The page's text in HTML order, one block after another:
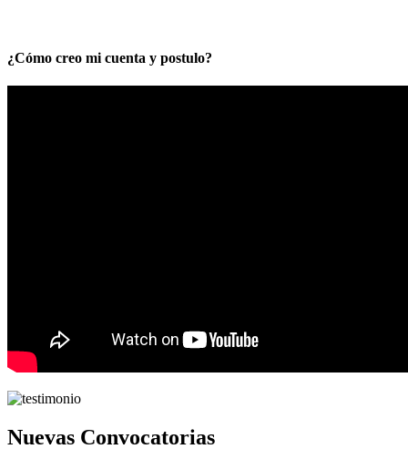
¿Cómo creo mi cuenta y postulo?
Nuevas Convocatorias